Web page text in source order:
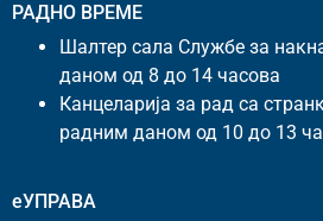
РАДНО ВРЕМЕ
Шалтер сала Службе за
даном од 8 до 14 часова
Канцеларија за рад са
радним даном од 10 до 13
еУПРАВА